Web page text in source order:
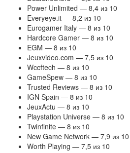
Power Unlimited — 8,4 из 10
Everyeye.it — 8,2 из 10
Eurogamer Italy — 8 из 10
Hardcore Gamer — 8 из 10
EGM — 8 из 10
Jeuxvideo.com — 7,5 из 10
Wccftech — 8 из 10
GameSpew — 8 из 10
Trusted Reviews — 8 из 10
IGN Spain — 8 из 10
JeuxActu — 8 из 10
Playstation Universe — 8 из 10
Twinfinite — 8 из 10
New Game Network — 7,9 из 10
Worth Playing — 7,5 из 10